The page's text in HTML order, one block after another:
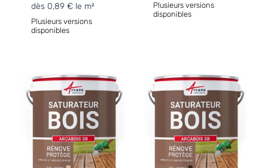
dès 0,89 € le m²
Plusieurs versions
disponibles
Plusieurs versions
disponibles